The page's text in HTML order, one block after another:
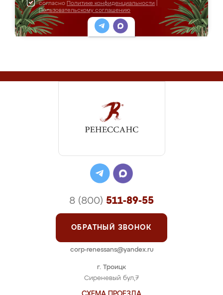
согласно Политике конфиденциальности
Пользовательскому соглашению
г. Троицк
Сиреневый бул,7
8 (800) 511-89-55
ОБРАТНЫЙ ЗВОНОК
corp-renessans@yandex.ru